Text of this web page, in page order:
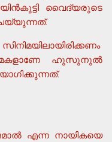
വൈദ്യരുടെ
ഹുസുനുല്‍
എന്ന നായികയെ